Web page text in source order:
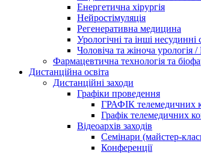
Енергетична хірургія
Нейростімуляція
Регенеративна медицина
Урологічні та інші несудинні
Чоловіча та жіноча урологія
Фармацевтична технологія та
Дистанційна освіта
Дистанційні заходи
Графіки проведення
ГРАФІК телемедичних
Графік телемедичних
Відеоархів заходів
Семінари (майстер-
Конференції